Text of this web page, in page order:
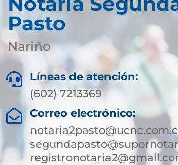
Pasto
Nariño

Líneas de atención:
(602) 7213369

Correo electrónico: